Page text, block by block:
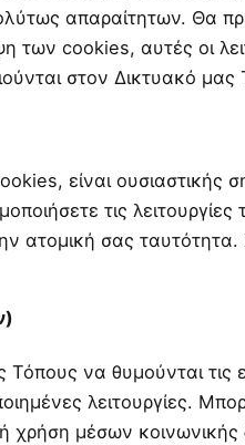
απαραίτητων. Θα
cookies, αυτές οι
στον Δικτυακό μας
είναι ουσιαστικής
τις
ατομική σας
να θυμούνται
λειτουργίες.
χρήση μέσων